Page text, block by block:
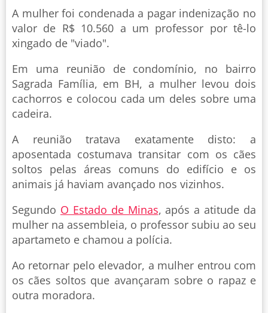
A mulher foi condenada a pagar indenização no
valor de R$ 10.560 a um professor por tê-lo
xingado de "viado".
Em uma reunião de condomínio, no bairro
Sagrada Família, em BH, a mulher levou dois
cachorros e colocou cada um deles sobre uma
cadeira.
A reunião tratava exatamente disto: a
aposentada costumava transitar com os cães
soltos pelas áreas comuns do edifício e os
animais já haviam avançado nos vizinhos.
Segundo O Estado de Minas, após a atitude da
mulher na assembleia, o professor subiu ao seu
apartameto e chamou a polícia.
Ao retornar pelo elevador, a mulher entrou com
os cães soltos que avançaram sobre o rapaz e
outra moradora.